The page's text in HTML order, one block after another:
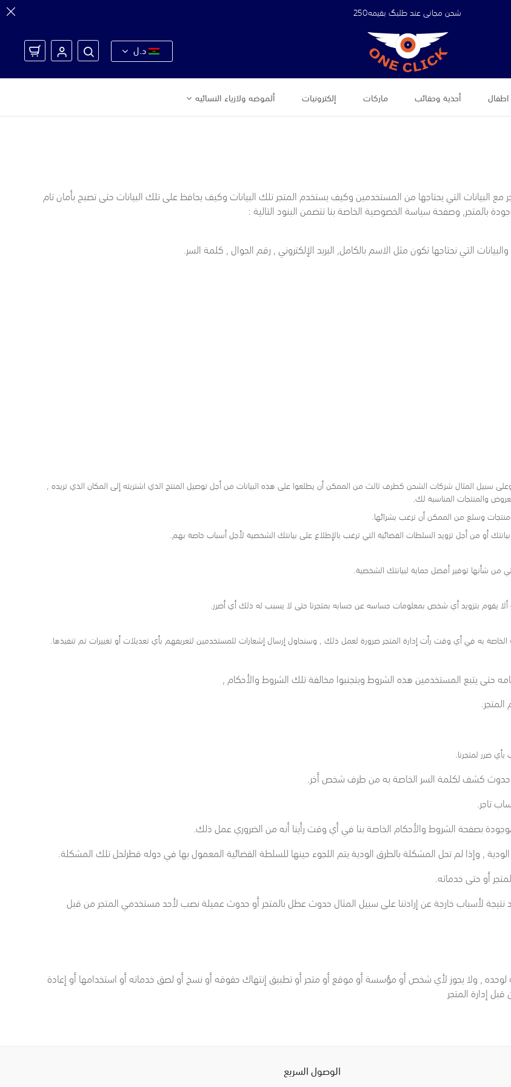
شحن مجاني عند طلبگ بقيمه250
د.ل
أحذية وحقائب ماركات إلكترونيات ألموضه ولازياء النسائيه
البيانات التي يحتاجها من المستخدمين وكيف يستخدم المتجر تلك البيانات وكيف يحافظ على تلك البيانات حتى تصبح بأمان تام
بالمتجر, وصفحة سياسة الخصوصية الخاصة بنا تتضمن البنود التالية :
الاسم بالكامل, البريد الإلكتروني , رقم الجوال , كلمة السر.
وعلى سبيل المثال شركات الشحن كطرف ثالث من الممكن أن يطلعوا على هذه البيانات من أجل توصيل المنتج الذي اشتريته إلى المكان الذي تريده ,
والمنتجات المناسبة لك.
من شأنها توفير أفضل حماية لبيانتك الشخصية.
ألا يقوم بتزويد أي شخص بمعلومات حساسه عن حسابه بمتجرنا حتى لا يسبب له ذلك أي أضرر.
به في أي وقت رأت إدارة المتجر ضرورة لعمل ذلك , وسنحاول إرسال إشعارات للمستخدمين لتعريفهم بأي تعديلات أو تغييرات تم تنفيذها.
حتى يتبع المستخدمين هذه الشروط ويتجنبوا مخالفة تلك الشروط والأحكام ,
لأسباب خارجة عن إرادتنا على سبيل المثال حدوث عطل بالمتجر أو حدوث عميلة نصب لأحد مستخدمي المتجر من قبل
, ولا يجوز لأي شخص أو مؤسسة أو موقع أو متجر أو تطبيق إنتهاك حقوقه أو نسخ أو لصق خدماته أو استخدامها أو إعادة
إدارة المتجر
الوصول السريع